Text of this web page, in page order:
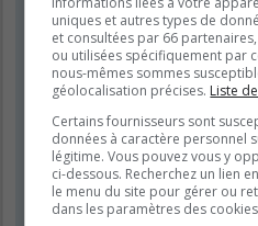
que vos propres messages.
messages en cliquant le bouton
limite de temps après que le
quelqu’un a déjà répondu à
en dessous du message
l’avez modifié, contenant la date
Ce petit texte n’apparaîtra pas
effectuée par un modérateur ou
puissent rédiger une raison
modification. Veuillez noter que
uniques et autres types de
et consultées par 66
ou utilisées spécifiquement par
nous-mêmes sommes
géolocalisation précises. Liste
Certains fournisseurs sont
données à caractère personnel
légitime. Vous pouvez vous y
ci-dessous. Recherchez un lien
le menu du site pour gérer ou
dans les paramètres des